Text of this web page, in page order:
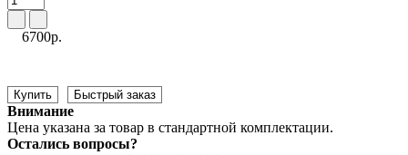
6700р.
Купить Быстрый заказ
Внимание
Цена указана за товар в стандартной комплектации.
Остались вопросы?